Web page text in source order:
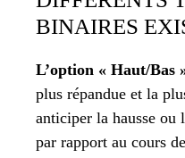
BINAIRES
L’option « Haut/Bas
plus répandue et la
anticiper la hausse ou
par rapport au cours